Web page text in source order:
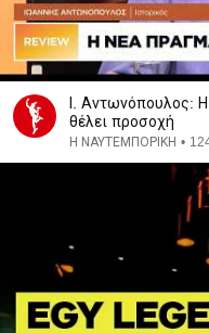
Ι. Αντωνόπουλος: Η
θέλει προσοχή
Η ΝΑΥΤΕΜΠΟΡΙΚΗ •